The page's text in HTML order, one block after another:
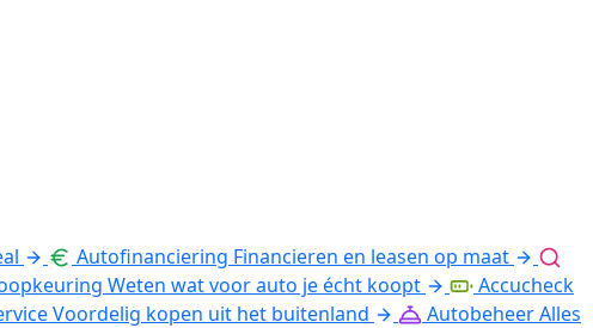
Autofinanciering Financieren en leasen op maat
Weten wat voor auto je écht koopt
Accucheck
Voordelig kopen uit het buitenland AutobeheerAlles